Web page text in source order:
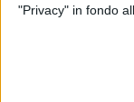
"Privacy" in fondo